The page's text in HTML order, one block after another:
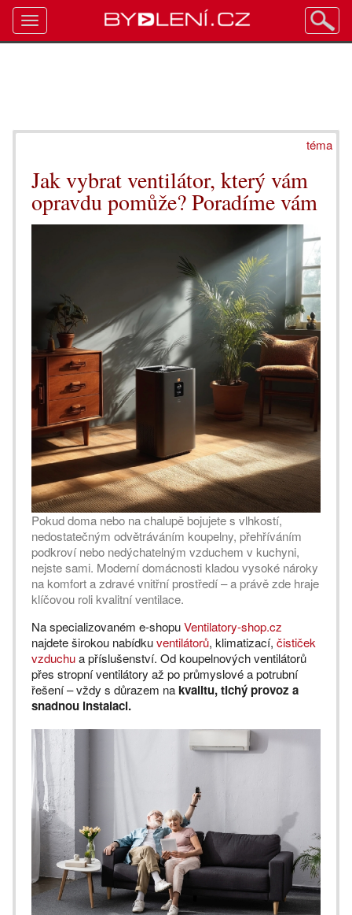
téma
Jak vybrat ventilátor, který vám
opravdu pomůže? Poradíme vám
Pokud doma nebo na chalupě bojujete s vlhkostí,
nedostatečným odvětráváním koupelny, přehříváním
podkroví nebo nedýchatelným vzduchem v kuchyni,
nejste sami. Moderní domácnosti kladou vysoké nároky
na komfort a zdravé vnitřní prostředí – a právě zde hraje
klíčovou roli kvalitní ventilace.
Na specializovaném e-shopuVentilatory-shop.cz
najdete širokou nabídkuventilátorů, klimatizací, čističek
vzduchua příslušenství. Od koupelnových ventilátorů
přes stropní ventilátory až po průmyslové a potrubní
řešení – vždy s důrazem nakvalitu, tichý provoz a
snadnou instalaci.
Toggle
navigation